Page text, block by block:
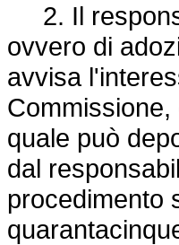
2. Il
ovvero di
avvisa
quale può
dal
procedimento